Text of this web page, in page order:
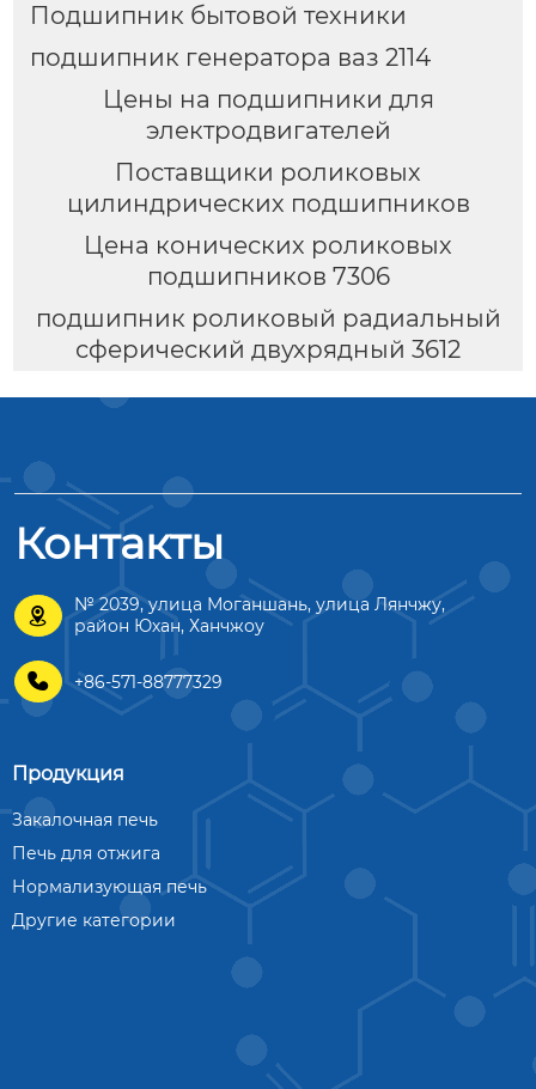
Подшипник бытовой техники
подшипник генератора ваз 2114
Цены на подшипники для
электродвигателей
Поставщики роликовых
цилиндрических подшипников
Цена конических роликовых
подшипников 7306
подшипник роликовый радиальный
сферический двухрядный 3612
Контакты

№ 2039, улица Моганшань, улица Лянчжу,
район Юхан, Ханчжоу
 +86-571-88777329
Продукция
Закалочная печь
Печь для отжига
Нормализующая печь
Другие категории